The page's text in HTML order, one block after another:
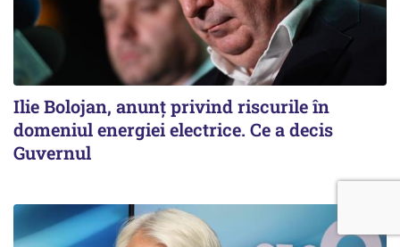
Ilie Bolojan, anunț privind riscurile în
domeniul energiei electrice. Ce a decis
Guvernul